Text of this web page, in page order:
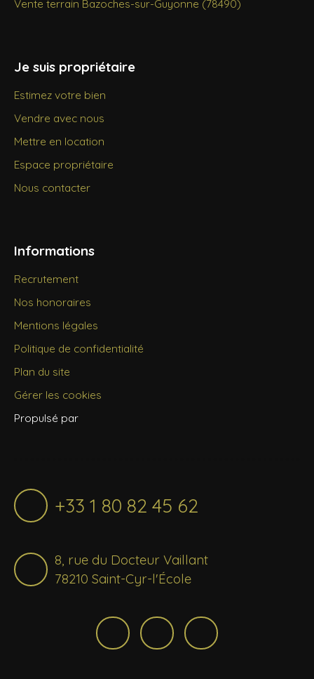
Vente terrain Bazoches-sur-Guyonne (78490)
Je suis propriétaire
Estimez votre bien
Vendre avec nous
Mettre en location
Espace propriétaire
Nous contacter
Informations
Recrutement
Nos honoraires
Mentions légales
Politique de confidentialité
Plan du site
Gérer les cookies
Propulsé par
+33 1 80 82 45 62
8, rue du Docteur Vaillant
78210 Saint-Cyr-l'École